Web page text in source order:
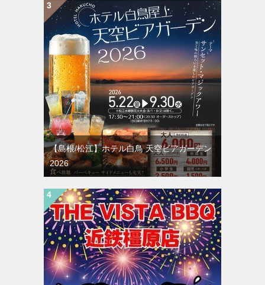
【島根/松江】ホテル白鳥 天空ビアガーデン
2026